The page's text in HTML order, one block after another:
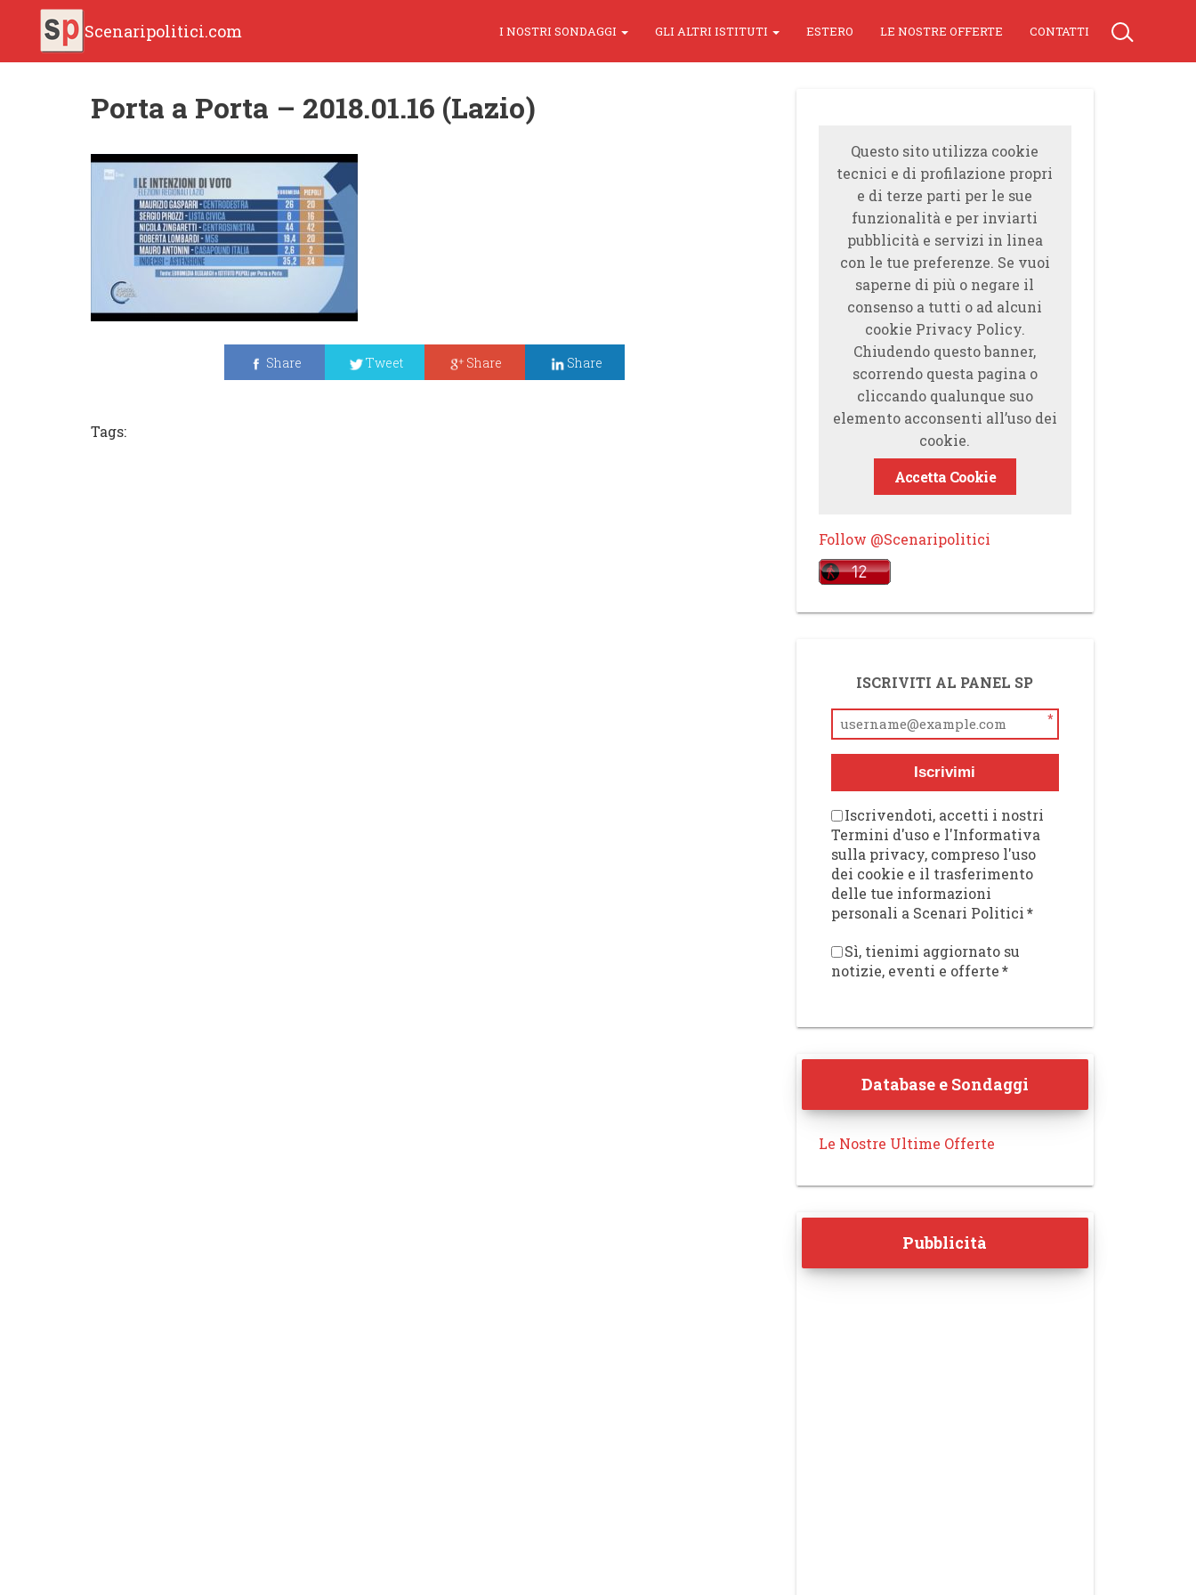
Scenaripolitici.com I NOSTRI SONDAGGI GLI ALTRI ISTITUTI ESTERO LE NOSTRE OFFERTE CONTATTI
Porta a Porta – 2018.01.16 (Lazio)
Share Tweet Share Share
Tags:
Questo sito utilizza cookie
tecnici e di profilazione propri
e di terze parti per le sue
funzionalità e per inviarti
pubblicità e servizi in linea
con le tue preferenze. Se vuoi
saperne di più o negare il
consenso a tutti o ad alcuni
cookie Privacy Policy.
Chiudendo questo banner,
scorrendo questa pagina o
cliccando qualunque suo
elemento acconsenti all’uso dei
cookie.
Accetta Cookie
Follow @Scenaripolitici
ISCRIVITI AL PANEL SP
*
Iscrivimi
Iscrivendoti, accetti i nostri
Termini d'uso e l'Informativa
sulla privacy, compreso l'uso
dei cookie e il trasferimento
delle tue informazioni
personali a Scenari Politici*
Sì, tienimi aggiornato su
notizie, eventi e offerte*
Database e Sondaggi
Le Nostre Ultime Offerte
Pubblicità